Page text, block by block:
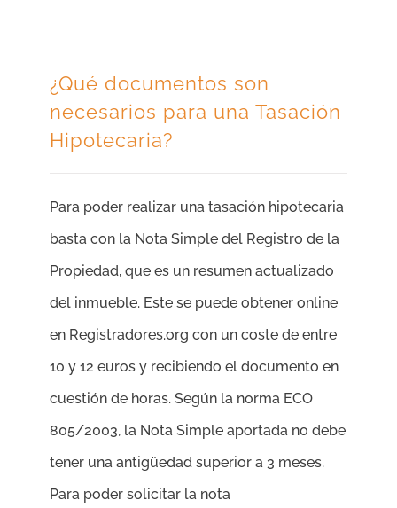
¿Qué documentos son
necesarios para una Tasación
Hipotecaria?
Para poder realizar una tasación hipotecaria
basta con la Nota Simple del Registro de la
Propiedad, que es un resumen actualizado
del inmueble. Este se puede obtener online
en Registradores.org con un coste de entre
10 y 12 euros y recibiendo el documento en
cuestión de horas. Según la norma ECO
805/2003, la Nota Simple aportada no debe
tener una antigüedad superior a 3 meses.
Para poder solicitar la nota